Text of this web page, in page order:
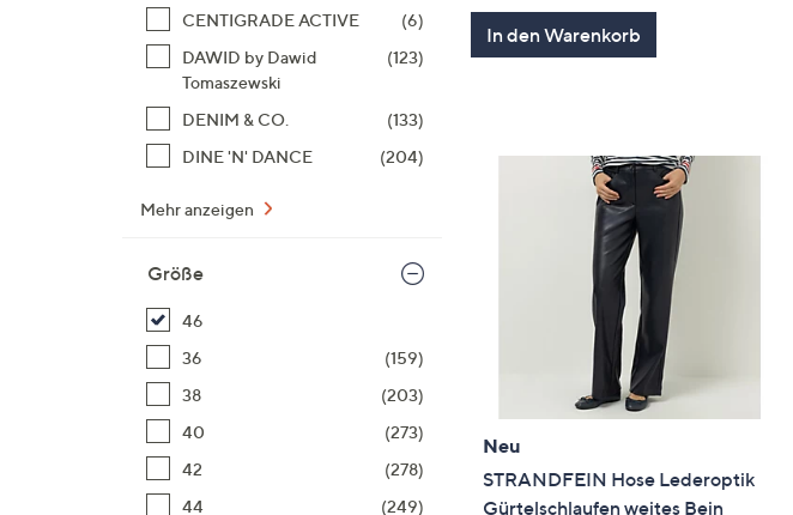
CENTIGRADE ACTIVE
(6)
DAWID by Dawid
Tomaszewski
(123)
DENIM & CO.
(133)
DINE 'N' DANCE
(204)
Mehr anzeigen
Größe
46
36
(159)
38
(203)
40
(273)
42
(278)
44
(249)
von
5
Bewertungen
In den Warenkorb
Neu
STRANDFEIN Hose Lederoptik
Gürtelschlaufen weites Bein